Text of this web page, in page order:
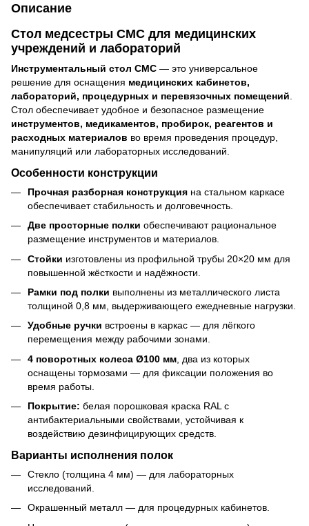
Описание
Стол медсестры СМС для медицинских
учреждений и лабораторий
Инструментальный стол СМС — это универсальное
решение для оснащения медицинских кабинетов,
лабораторий, процедурных и перевязочных помещений
Стол обеспечивает удобное и безопасное размещение
инструментов, медикаментов, пробирок, реагентов и
расходных материалов во время проведения процедур,
манипуляций или лабораторных исследований.
Особенности конструкции
Прочная разборная конструкция на стальном каркасе
обеспечивает стабильность и долговечность.
Две просторные полки обеспечивают рациональное
размещение инструментов и материалов.
Стойки изготовлены из профильной трубы 20×20 мм для
повышенной жёсткости и надёжности.
Рамки под полки выполнены из металлического листа
толщиной 0,8 мм, выдерживающего ежедневные нагрузки.
Удобные ручки встроены в каркас — для лёгкого
перемещения между рабочими зонами.
4 поворотных колеса Ø100 мм , два из которых
оснащены тормозами — для фиксации положения во
время работы.
Покрытие: белая порошковая краска RAL с
антибактериальными свойствами, устойчивая к
воздействию дезинфицирующих средств.
Варианты исполнения полок
Стекло (толщина 4 мм) — для лабораторных
исследований.
Окрашенный металл — для процедурных кабинетов.